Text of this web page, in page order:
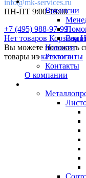
info@mk-services.ru
ПН-ПТ 9:00-18:00
+7 (495) 988-97-99
Нет товаров Корзина
Вы можете положить
товары изкаталога
Вакансии
Новости
Реквизиты
Контакты
О компании